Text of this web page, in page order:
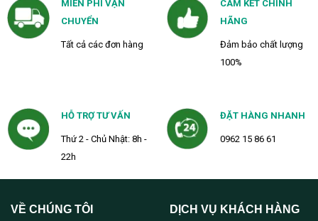
MIỄN PHÍ VẬN
CHUYỂN
Tất cả các đơn hàng
CAM KẾT CHÍNH
HÃNG
Đảm bảo chất lượng
100%
HỖ TRỢ TƯ VẤN
Thứ 2 - Chủ Nhật: 8h -
22h
ĐẶT HÀNG NHANH
0962 15 86 61
VỀ CHÚNG TÔI DỊCH VỤ KHÁCH HÀNG